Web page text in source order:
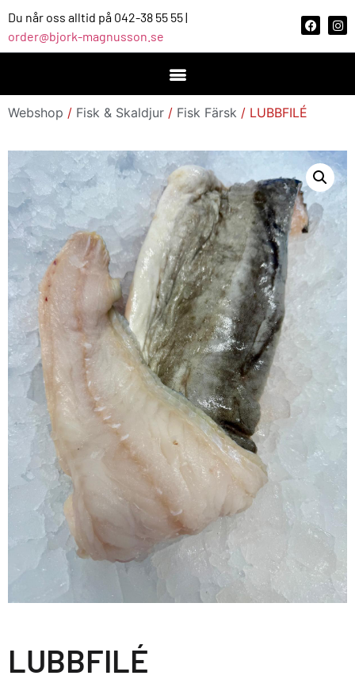
Du når oss alltid på 042-38 55 55 |
order@bjork-magnusson.se
Webshop / Fisk & Skaldjur / Fisk Färsk / LUBBFILÉ
LUBBFILÉ